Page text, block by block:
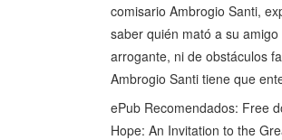
comisario Ambrogio Santi,
saber quién mató a su
arrogante, ni de obstáculos
Ambrogio Santi tiene que
ePub Recomendados: Free
Hope: An Invitation to the